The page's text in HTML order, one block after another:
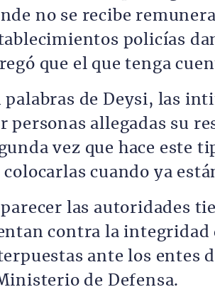
no se recibe
policías
que el que tenga
palabras de Deysi, las
personas allegadas su
vez que hace este
colocarlas cuando ya
las autoridades
contra la integridad
ante los entes
de Defensa.